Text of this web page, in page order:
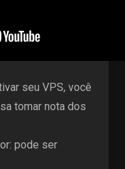
seu VPS, você
tomar nota dos
pode ser